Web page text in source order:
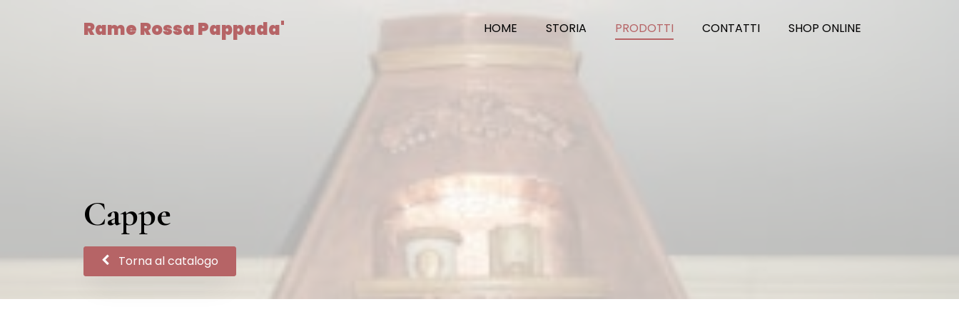
Rame Rossa Pappada' HOME STORIA PRODOTTI CONTATTI SHOP ONLINE
Cappe
Torna al catalogo